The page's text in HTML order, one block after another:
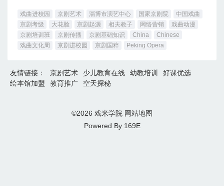
戏曲进校园 京剧艺术 淄博市演艺中心 国家京剧院
中国戏曲
京剧考级
大花脸 京剧起源 相夫教子 网络营销
戏曲动漫
京剧培训班
京剧传播 京剧基础知识 China
Chinese
戏曲文化周
京剧进校园 京剧国粹 Peking Opera
友情链接： 京剧艺术 少儿教育在线 幼教培训
好课优选
绘本馆加盟
教育推广 空天探秘
©2026 戏米学院 网站地图
Powered By 169E